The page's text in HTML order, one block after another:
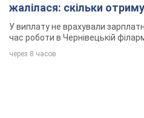
жалілася: скільки
співачка
У виплату не врахували
час роботи в Чернівецькій
через 8 часов